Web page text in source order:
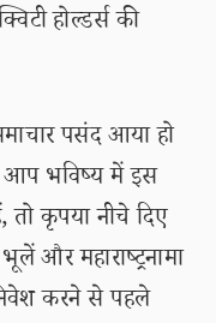
होल्डर्स की
पसंद आया हो
भविष्य में इस
कृपया नीचे दिए
और महाराष्ट्रनामा
करने से पहले